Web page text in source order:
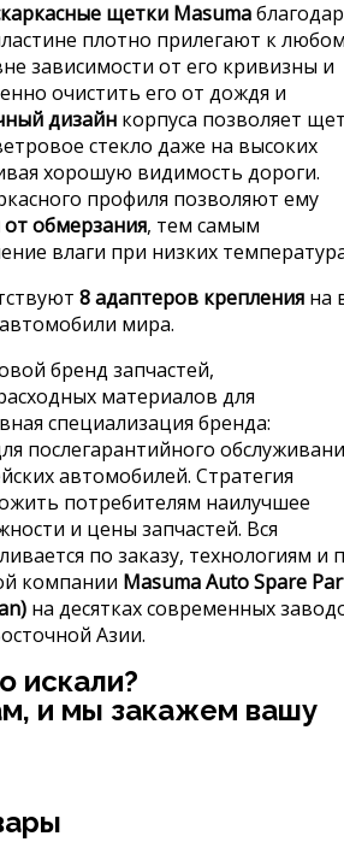
щетки Masuma
плотно прилегают к
зависимости от его кривизны и
очистить его от дождя и
дизайн корпуса позволяет
стекло даже на высоких
хорошую видимость дороги.
профиля позволяют ему
обмерзания, тем самым
влаги при низких
8 адаптеров крепления на
мира.
бренд запчастей,
материалов для
специализация бренда:
послегарантийного
автомобилей. Стратегия
потребителям наилучшее
и цены запчастей. Вся
по заказу, технологиям и
компании Masuma Auto Spare
на десятках современных
Азии.
искали?
и мы закажем вашу